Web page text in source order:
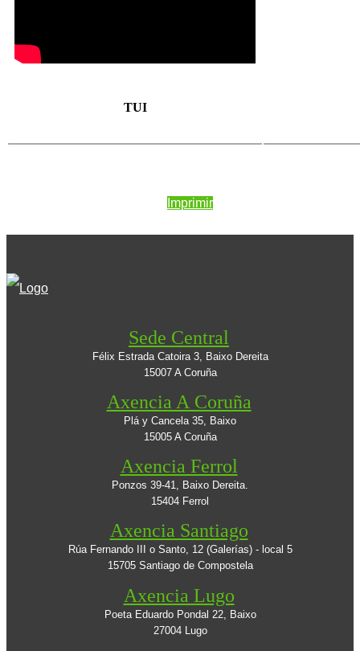
TUI
Imprimir
Sede Central
Félix Estrada Catoira 3, Baixo Dereita
15007 A Coruña
Axencia A Coruña
Plá y Cancela 35, Baixo
15005 A Coruña
Axencia Ferrol
Ponzos 39-41, Baixo Dereita.
15404 Ferrol
Axencia Santiago
Rúa Fernando III o Santo, 12 (Galerías) - local 5
15705 Santiago de Compostela
Axencia Lugo
Poeta Eduardo Pondal 22, Baixo
27004 Lugo